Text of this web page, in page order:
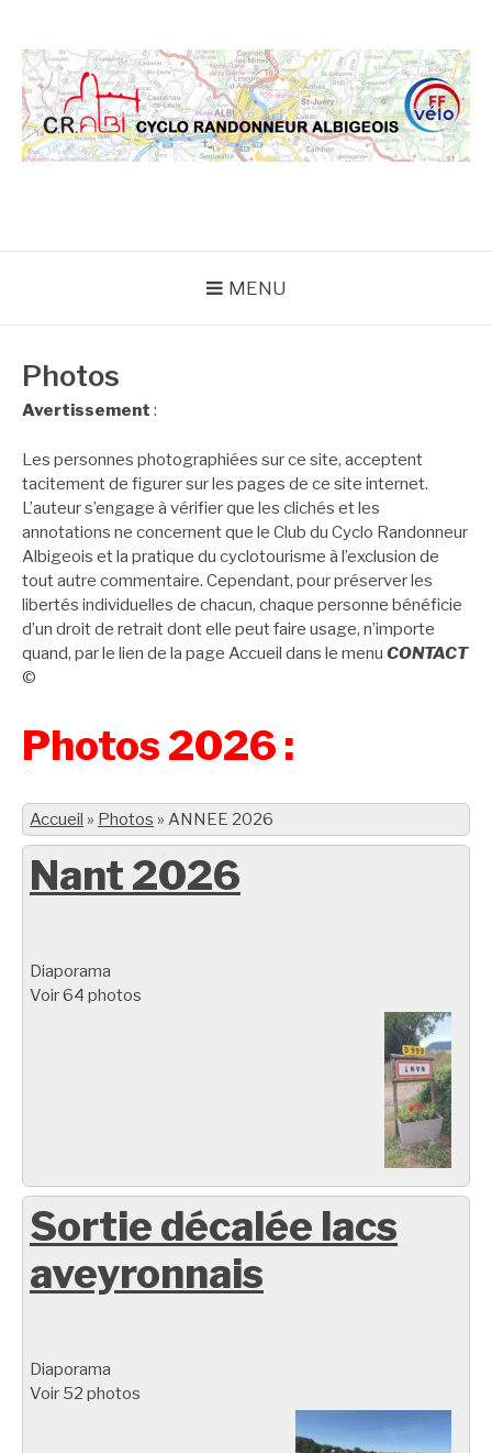
contenu
MENU
Photos
Avertissement :
Les personnes photographiées sur ce site, acceptent
tacitement de figurer sur les pages de ce site internet.
L’auteur s’engage à vérifier que les clichés et les
annotations ne concernent que le Club du Cyclo Randonneur
Albigeois et la pratique du cyclotourisme à l’exclusion de
tout autre commentaire. Cependant, pour préserver les
libertés individuelles de chacun, chaque personne bénéficie
d’un droit de retrait dont elle peut faire usage, n’importe
quand, par le lien de la page Accueil dans le menu CONTACT
©
Photos 2026 :
Accueil » Photos » ANNEE 2026
Nant 2026
Diaporama
Voir 64 photos
Sortie décalée lacs
aveyronnais
Diaporama
Voir 52 photos